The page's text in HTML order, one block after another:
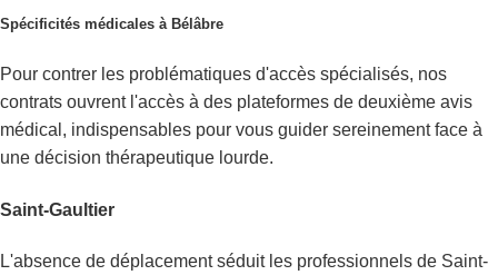
Spécificités médicales à Bélâbre
Pour contrer les problématiques d'accès spécialisés, nos
contrats ouvrent l'accès à des plateformes de deuxième avis
médical, indispensables pour vous guider sereinement face à
une décision thérapeutique lourde.
Saint-Gaultier
L'absence de déplacement séduit les professionnels de Saint-